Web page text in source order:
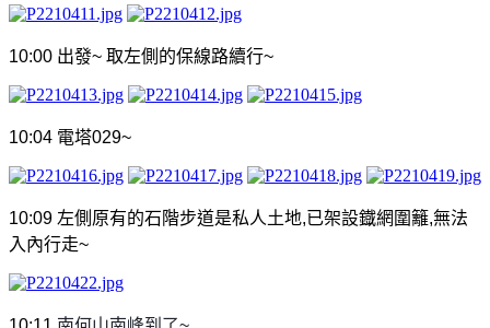
10:00 出發~ 取左側的保線路續行~
10:04 電塔029~
10:09 左側原有的石階步道是私人土地,已架設鐡網圍籬,無法
入內行走~